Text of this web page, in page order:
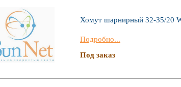
Хомут шарнирный 32-35/20
Подробно...
Под заказ